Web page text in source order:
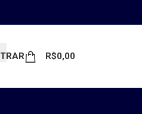
R$0,00